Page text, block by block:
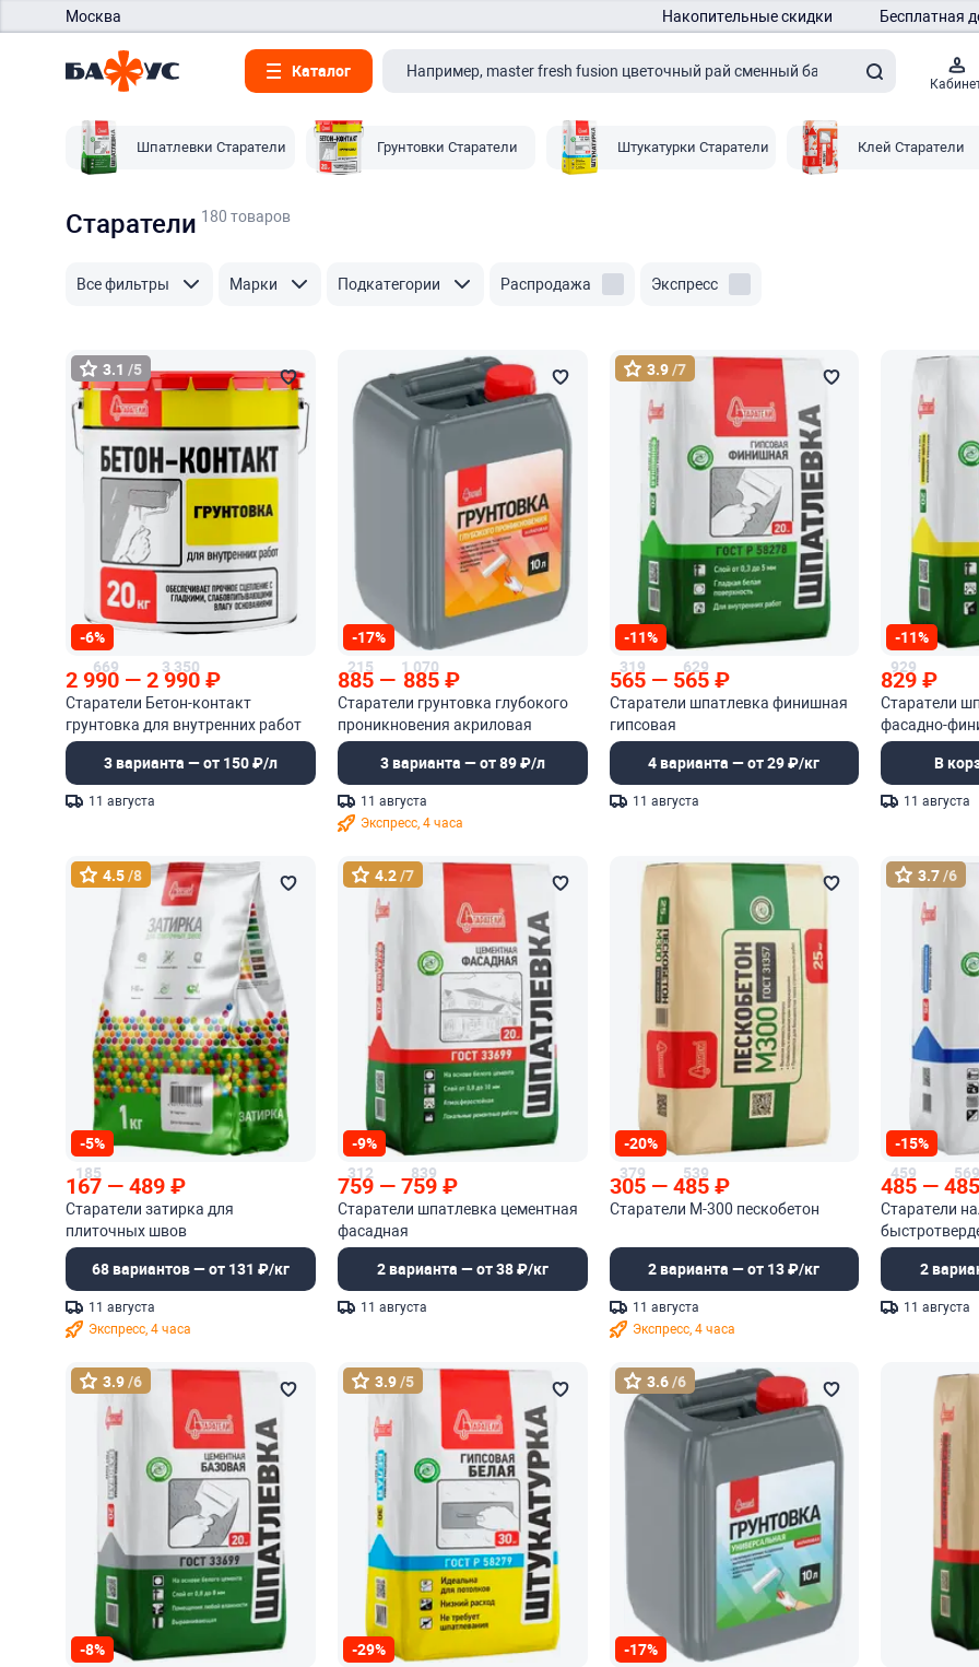
Москва Накопительные скидки Бесплатная
Каталог
Шпатлевки Старатели Грунтовки Старатели Штукатурки Старатели Клей Старатели
Старатели180 товаров
Все фильтры Марки Подкатегории Распродажа Экспресс
3.1 /5
-6%
669
2 990 — 3 350
2 990₽
Старатели Бетон-контакт
грунтовка для внутренних работ
3 варианта — от 150 ₽/л
11 августа
-17%
215
885 — 1 070
885₽
Старатели грунтовка глубокого
проникновения акриловая
3 варианта — от 89 ₽/л
11 августа
Экспресс, 4 часа
3.9/7
-11%
319
565 — 629
565 ₽
Старатели шпатлевка финишная
гипсовая
4 варианта — от 29 ₽/кг
11 августа
-11%
929
829₽
Старатели
фасадно-
В
11 августа
4.5/8
-5%
185
167 —489₽
Старатели затирка для
плиточных швов
68 вариантов — от 131 ₽/кг
11 августа
Экспресс, 4 часа
4.2/7
-9%
312
759 — 839
759₽
Старатели шпатлевка цементная
фасадная
2 варианта — от 38 ₽/кг
11 августа
-20%
379
305 — 539
485 ₽
Старатели М-300 пескобетон
2 варианта — от 13 ₽/кг
11 августа
Экспресс, 4 часа
3.7/6
-15%
459
485 —
Старатели
2
11 августа
3.9/6
-8%
3.9/5
-29%
3.6/6
-17%